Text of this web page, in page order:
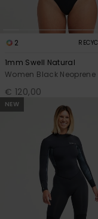
2
1mm Swell Natural
Women Black
€ 120,00
NEW